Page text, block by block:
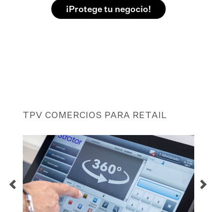
¡Protege tu negocio!
TPV COMERCIOS PARA RETAIL